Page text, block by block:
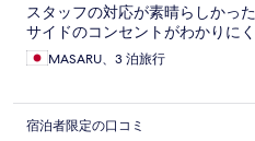
スタッフの対応が素晴らしかっ
サイドのコンセントがわかりにく
MASARU、3 泊旅行
宿泊者限定の口コミ